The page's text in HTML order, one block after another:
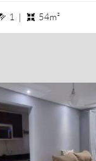
1 banheiros
1 | 54m²